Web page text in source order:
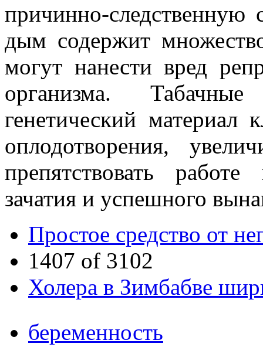
причинно-следственную
дым содержит
могут нанести вред
организма.
генетический материал
оплодотворения,
препятствовать
зачатия и успешного
Простое средство от
1407 of 3102
Холера в Зимбабве
беременность